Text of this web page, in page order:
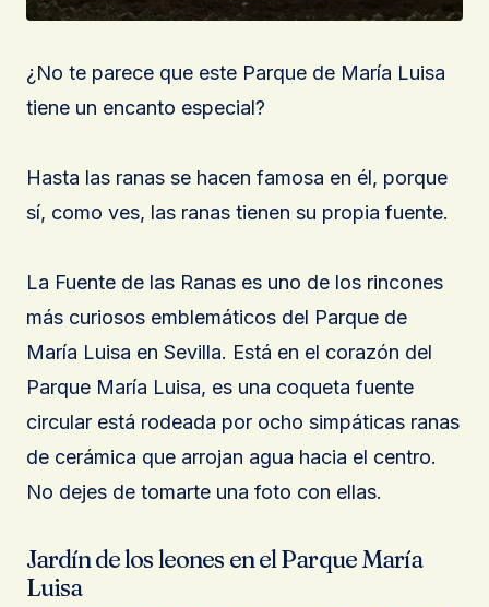
¿No te parece que este Parque de María Luisa
tiene un encanto especial?
Hasta las ranas se hacen famosa en él, porque
sí, como ves, las ranas tienen su propia fuente.
La Fuente de las Ranas es uno de los rincones
más curiosos emblemáticos del Parque de
María Luisa en Sevilla. Está en el corazón del
Parque María Luisa, es una coqueta fuente
circular está rodeada por ocho simpáticas ranas
de cerámica que arrojan agua hacia el centro.
No dejes de tomarte una foto con ellas.
Jardín de los leones en el Parque María
Luisa